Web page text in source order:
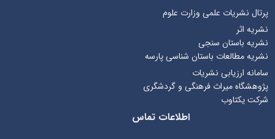
پرتال نشریات علمی وزارت علوم
نشریه اثر
نشریه باستان سنجی
نشریه مطالعات باستان شناسی پارسه
سامانه ارزیابی نشریات
پژوهشگاه میراث فرهنگی و گردشگری
شرکت یکتاوب
اطلاعات تماس